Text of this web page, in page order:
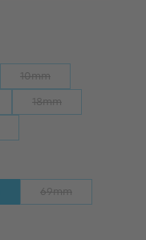
10mm
18mm
69mm